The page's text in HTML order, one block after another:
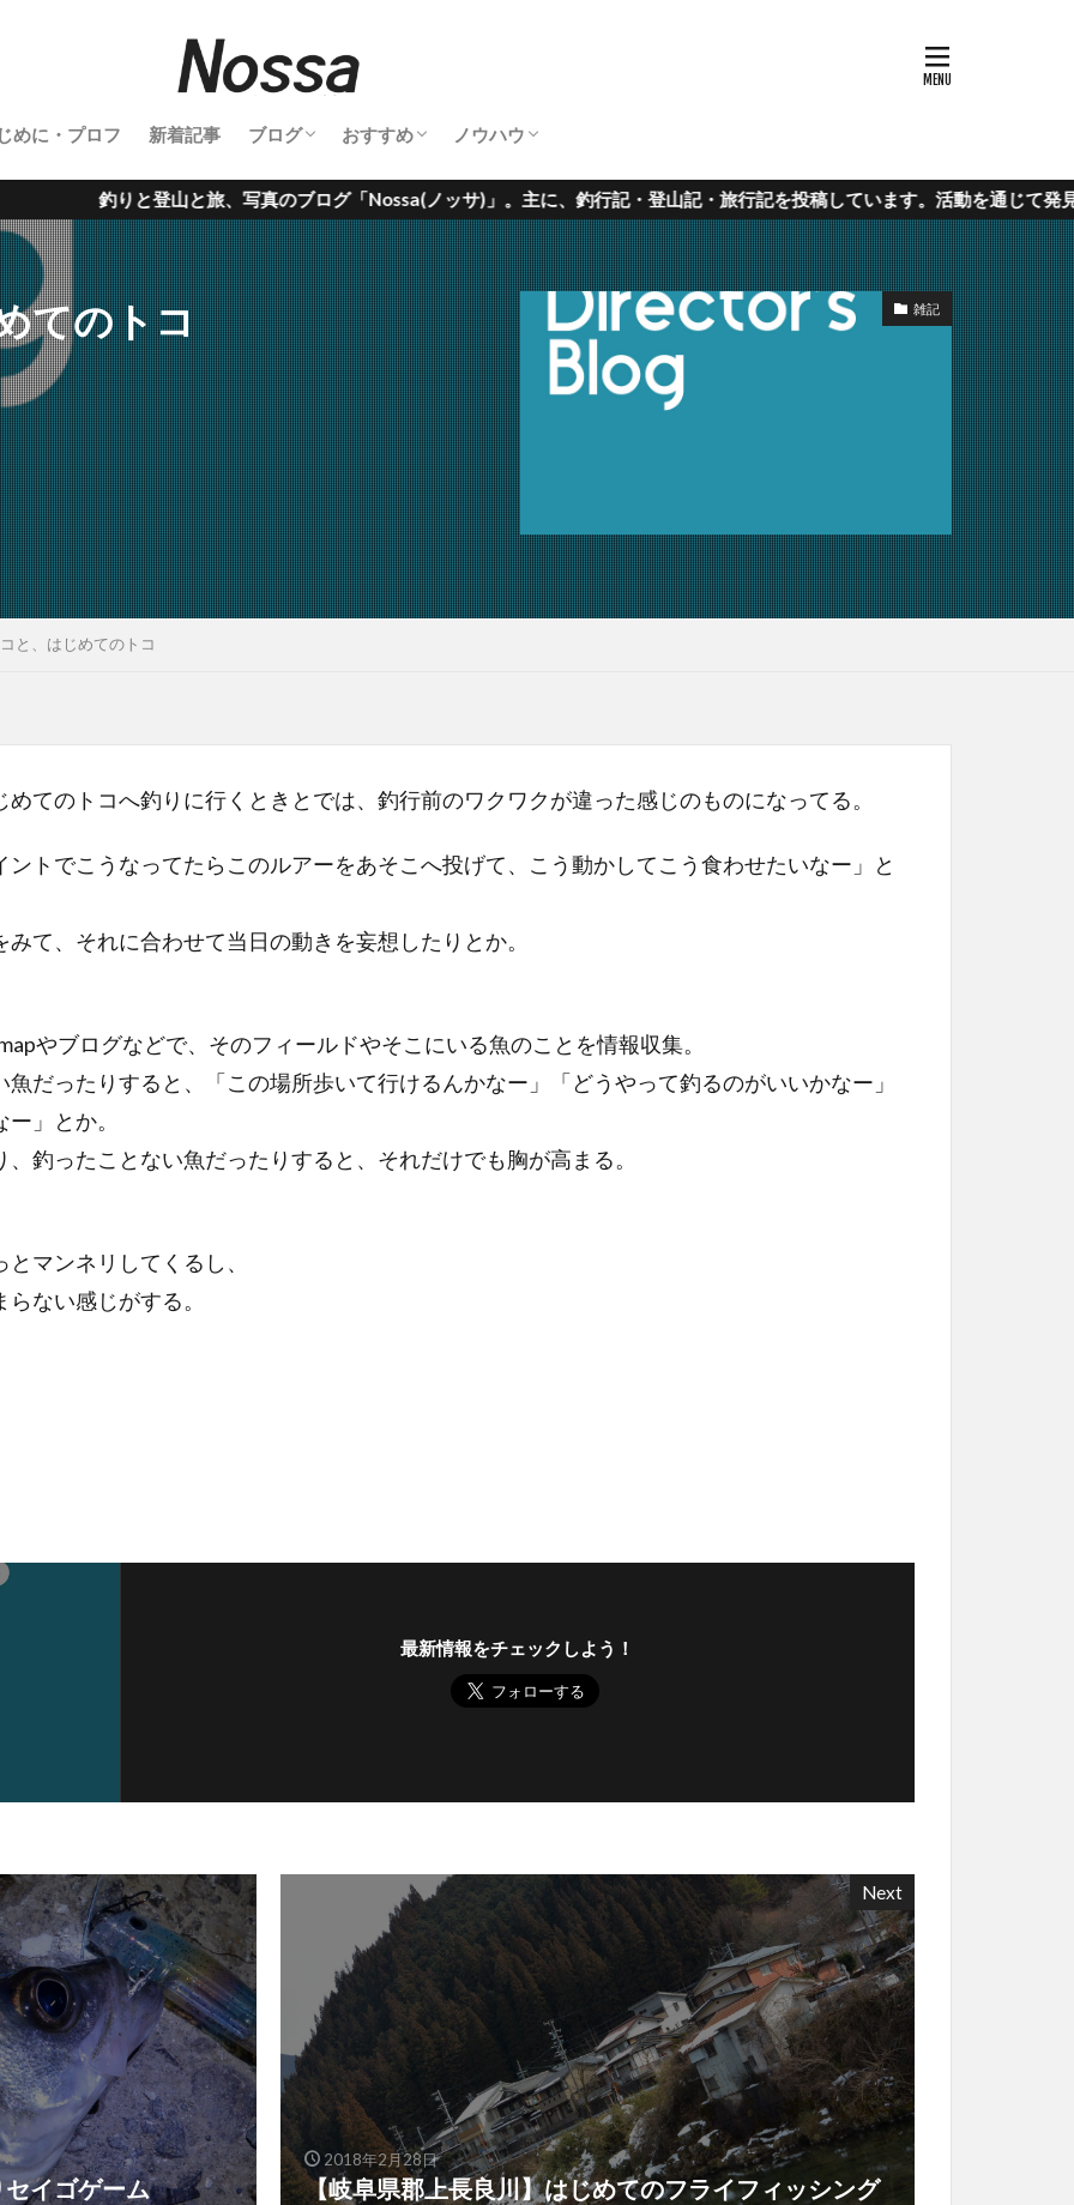
めに・プロフ 新着記事 ブログ
釣行記
登山記
キャンプ
旅行記
鉄道撮影
サーフィン
雑記
おすすめ
釣り具
登山道具
撮影機材
温泉
グルメ
サーフアイテム
ノウハウ
カメラノウハウ
と旅、写真のブログ「Nossa(ノッサ)」。主に、釣行記・登山記・旅行記を投稿しています。活動を通じて発見した使えるアイテ
てのトコ 雑記
と、はじめてのトコ
てのトコへ釣りに行くときとでは、釣行前のワクワクが違った感じのものになってる。
トでこうなってたらこのルアーをあそこへ投げて、こう動かしてこう食わせたいなー」と
て、それに合わせて当日の動きを妄想したりとか。
やブログなどで、そのフィールドやそこにいる魚のことを情報収集。
だったりすると、「この場所歩いて行けるんかなー」「どうやって釣るのがいいかなー」
」とか。
釣ったことない魚だったりすると、それだけでも胸が高まる。
マンネリしてくるし、
ない感じがする。
最新情報をチェックしよう！
イゴゲーム
Next
2018年2月28日
【岐阜県郡上長良川】はじめてのフライフィッシング